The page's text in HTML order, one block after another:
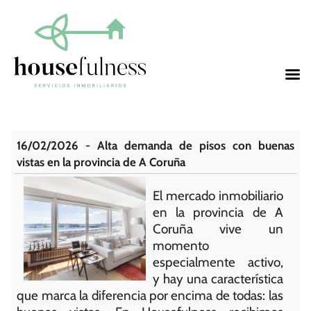
16/02/2026 - Alta demanda de pisos con buenas
vistas en la provincia de A Coruña
El mercado inmobiliario
en la provincia de A
Coruña vive un
momento
especialmente activo,
y hay una característica
que marca la diferencia por encima de todas: las